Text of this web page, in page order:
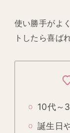
使い勝手がよ
トしたら喜ば
10代～
誕生日